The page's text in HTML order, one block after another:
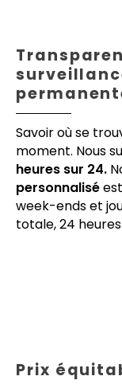
Savoir où se
moment. Nous
heures sur 24.
personnalisé
week-ends et
totale, 24
Prix